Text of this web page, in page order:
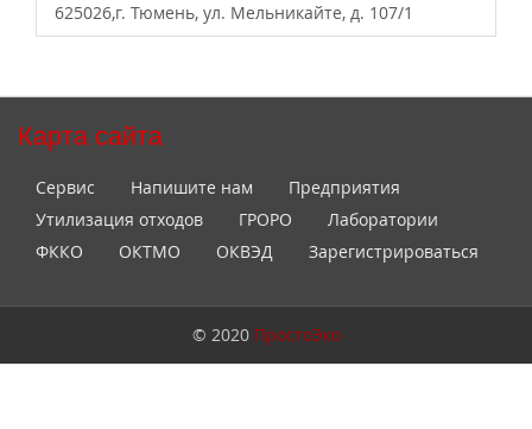
625026,г. Тюмень, ул. Мельникайте, д. 107/1
Карта сайта
Сервис Напишите нам
Предприятия
Утилизация отходов
ГРОРО
Лаборатории
ФККО
ОКТМО ОКВЭД Зарегистрироваться
© 2020 ПростоЭко